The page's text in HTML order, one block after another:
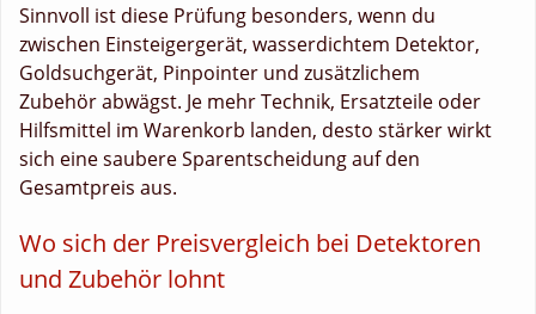
Sinnvoll ist diese Prüfung besonders, wenn du
zwischen Einsteigergerät, wasserdichtem Detektor,
Goldsuchgerät, Pinpointer und zusätzlichem
Zubehör abwägst. Je mehr Technik, Ersatzteile oder
Hilfsmittel im Warenkorb landen, desto stärker wirkt
sich eine saubere Sparentscheidung auf den
Gesamtpreis aus.
Wo sich der Preisvergleich bei Detektoren
und Zubehör lohnt